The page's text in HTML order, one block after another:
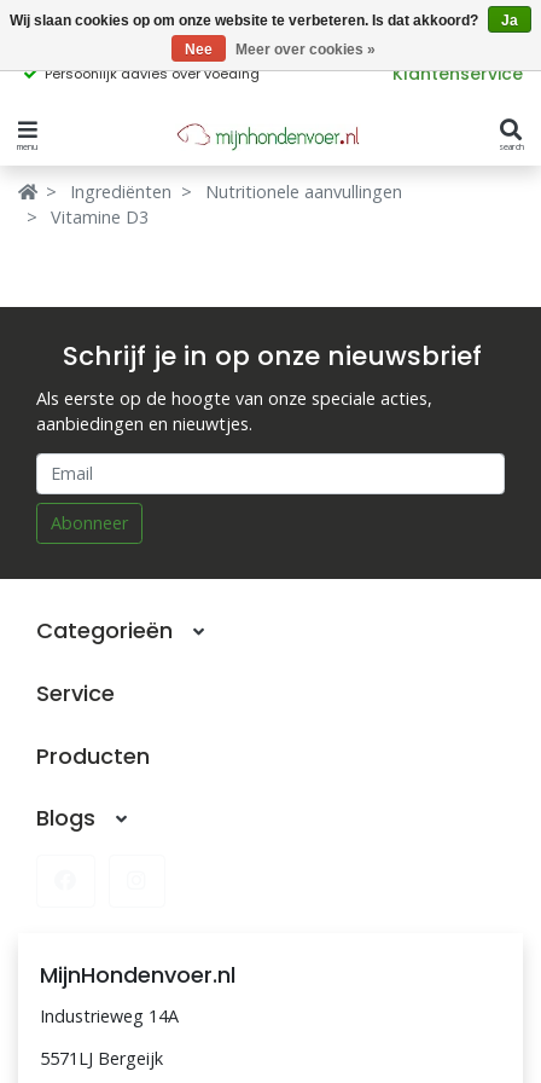
Persoonlijk advies over voeding Klantenservice
menu search
Verbergen
Merken
Kattenvoer
Supplementen
Snacks
Ingrediënten
Inloggen
Verbergen
producttags
glutenvrij hondenvoer
Ingrediënten
Nutritionele aanvullingen
Vitamine D3
Schrijf je in op onze nieuwsbrief
Als eerste op de hoogte van onze speciale acties,
aanbiedingen en nieuwtjes.
Abonneer
Categorieën
Service
Producten
Blogs
MijnHondenvoer.nl
Industrieweg 14A
5571LJ Bergeijk
Wij slaan cookies op om onze website te verbeteren. Is dat akkoord?
Ja
Nee
Meer over cookies »